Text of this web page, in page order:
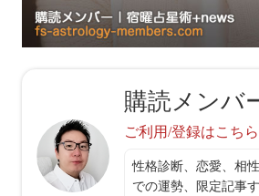
購読メンバ
ご利用/登録はこちら
性格診断、恋愛、相
での運勢、限定記事